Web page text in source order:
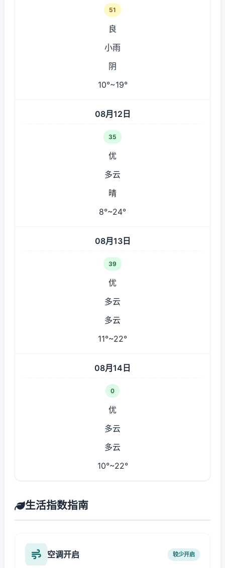
51
良
小雨
阴
10°~19°
08月12日
35
优
多云
晴
8°~24°
08月13日
39
优
多云
多云
11°~22°
08月14日
0
优
多云
多云
10°~22°
生活指数指南
空调开启 较少开启